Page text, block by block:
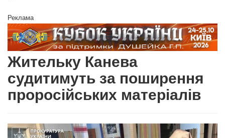
Реклама
Жительку Канева
судитимуть за поширення
проросійських матеріалів